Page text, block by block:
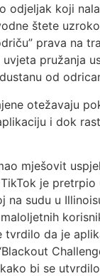
odjeljak koji
štete
prava na
pružanja
od
otežavaju
i dok
mješovit
je
na sudu u
tvrdilo da je
bi se